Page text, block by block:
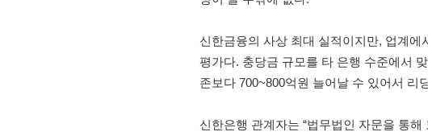
신한금융의 사상 최대 실적이지만, 업계
평가다. 충당금 규모를 타 은행 수준에서
존보다 700~800억원 늘어날 수 있어서 리
신한은행 관계자는 “법무법인 자문을 통